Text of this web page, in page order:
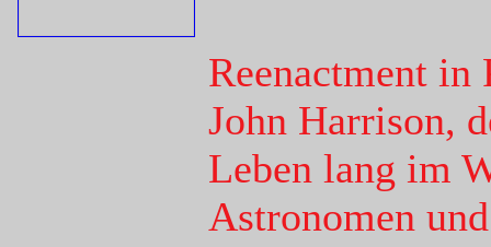
Reenactment in
John Harrison,
Leben lang im
Astronomen